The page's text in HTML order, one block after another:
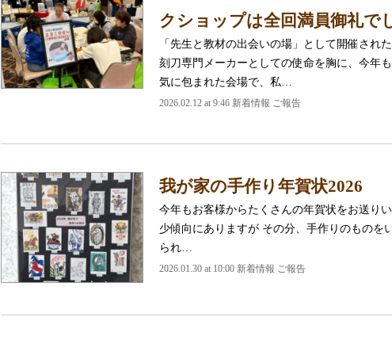
クショップは全回満員御礼で
「先生と教材の出会いの場」として開催され
刻刀専門メーカーとしての使命を胸に、今年
気に包まれた会場で、私…
2026.02.12 at 9:46 新着情報 ご報告
我が家の手作り年賀状2026
今年もお客様からたくさんの年賀状をお送り
少傾向にありますが その分、手作りのものを
られ…
2026.01.30 at 10:00 新着情報 ご報告